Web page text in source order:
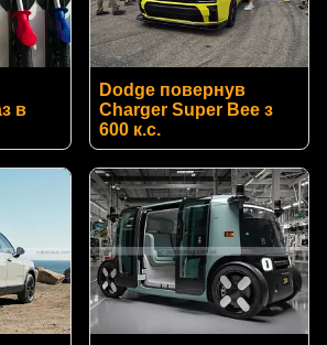
в
Dodge повернув
Charger Super Bee з
600 к.с.